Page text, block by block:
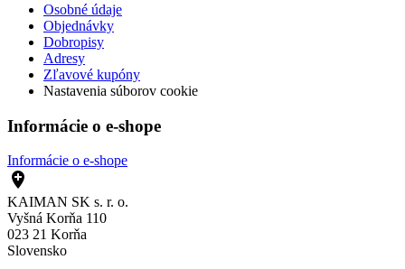
Osobné údaje
Objednávky
Dobropisy
Adresy
Zľavové kupóny
Nastavenia súborov cookie
Informácie o e-shope
Informácie o e-shope

KAIMAN SK s. r. o.
Vyšná Korňa 110
023 21 Korňa
Slovensko